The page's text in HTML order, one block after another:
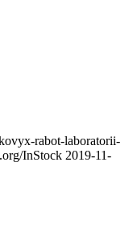
rabot-laboratorii-
InStock 2019-11-